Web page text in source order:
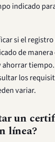
indicado
si el
de manera
tiempo.
los
variar.
un
línea?